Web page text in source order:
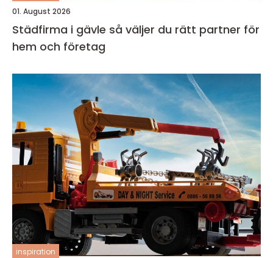
01. August 2026
Städfirma i gävle så väljer du rätt partner för
hem och företag
inspiration